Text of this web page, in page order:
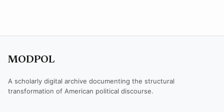
MODPOL
A scholarly digital archive documenting the structural
transformation of American political discourse.